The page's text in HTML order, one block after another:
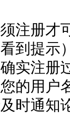
注册才
到提示
实注册
的用户
时通知